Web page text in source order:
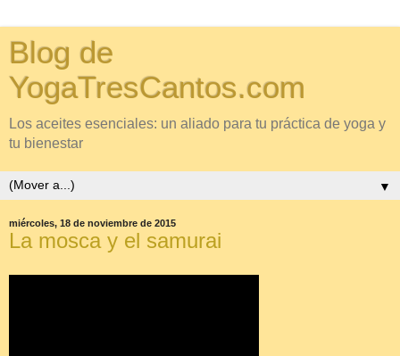
Blog de
YogaTresCantos.com
Los aceites esenciales: un aliado para tu práctica de yoga y
tu bienestar
▼
miércoles, 18 de noviembre de 2015
La mosca y el samurai